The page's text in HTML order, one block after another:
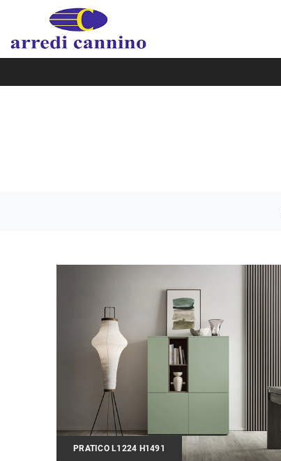
PRATICO L1224 H1491